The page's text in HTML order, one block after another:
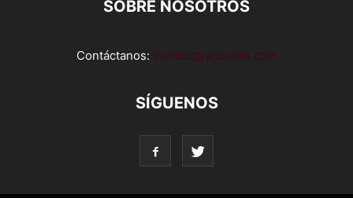
SOBRE NOSOTROS
Contáctanos: contact@yoursite.com
SÍGUENOS